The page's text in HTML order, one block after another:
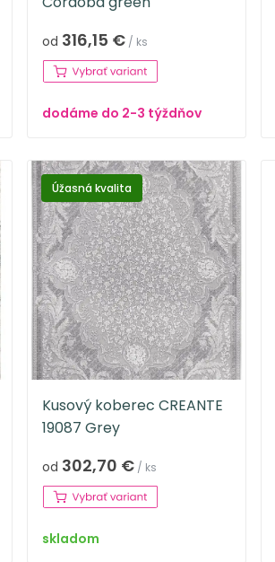
od 316,15 €/ ks
dodáme do 2-3 týždňov
Kusový koberec CREANTE
19087 Grey
od 302,70 €/ ks
skladom
Úžasná kvalita